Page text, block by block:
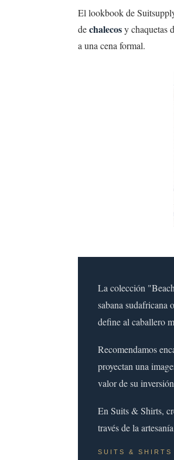
El lookbook de
dechalecosy chaquetas
a una cena formal.
La colección
sabana sudafricana
define al caballero
Recomendamos
proyectan una
valor de su
En Suits & Shirts,
través de la
SUITS &